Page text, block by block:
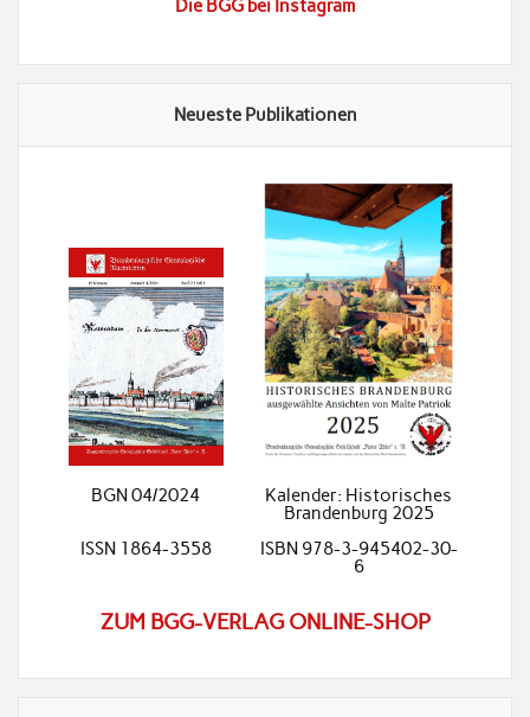
Die BGG bei Instagram
Neueste Publikationen
BGN 04/2024
Kalender: Historisches
Brandenburg 2025
ISSN 1864-3558
ISBN 978-3-945402-30-
6
ZUM BGG-VERLAG ONLINE-SHOP